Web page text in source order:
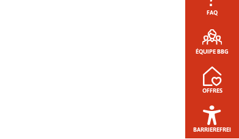
FAQ
ÉQUIPE BBG
OFFRES
BARRIEREFREI